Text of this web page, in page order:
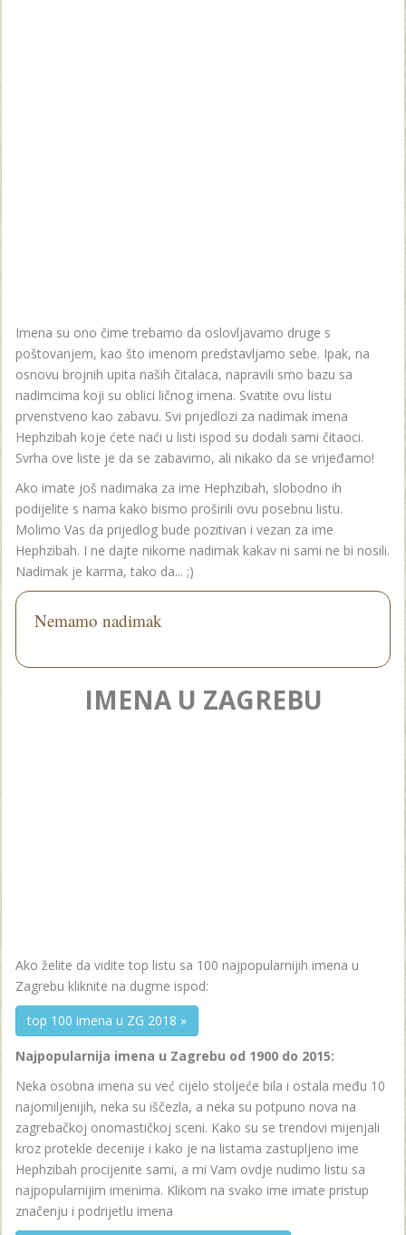
Imena su ono čime trebamo da oslovljavamo druge s
poštovanjem, kao što imenom predstavljamo sebe. Ipak, na
osnovu brojnih upita naših čitalaca, napravili smo bazu sa
nadimcima koji su oblici ličnog imena. Svatite ovu listu
prvenstveno kao zabavu. Svi prijedlozi za nadimak imena
Hephzibah koje ćete naći u listi ispod su dodali sami čitaoci.
Svrha ove liste je da se zabavimo, ali nikako da se vrijeđamo!
Ako imate još nadimaka za ime Hephzibah, slobodno ih
podijelite s nama kako bismo proširili ovu posebnu listu.
Molimo Vas da prijedlog bude pozitivan i vezan za ime
Hephzibah. I ne dajte nikome nadimak kakav ni sami ne bi nosili.
Nadimak je karma, tako da... ;)
Nemamo nadimak
IMENA U ZAGREBU
Ako želite da vidite top listu sa 100 najpopularnijih imena u
Zagrebu kliknite na dugme ispod:
top 100 imena u ZG 2018 »
Najpopularnija imena u Zagrebu od 1900 do 2015:
Neka osobna imena su već cijelo stoljeće bila i ostala među 10
najomiljenijih, neka su iščezla, a neka su potpuno nova na
zagrebačkoj onomastičkoj sceni. Kako su se trendovi mijenjali
kroz protekle decenije i kako je na listama zastupljeno ime
Hephzibah procijenite sami, a mi Vam ovdje nudimo listu sa
najpopularnijim imenima. Klikom na svako ime imate pristup
značenju i podrijetlu imena